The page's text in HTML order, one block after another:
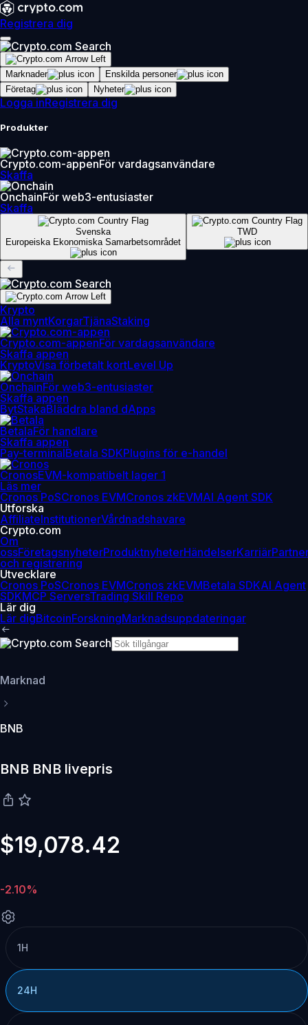
Registrera dig
Marknader
Enskilda personer
Företag
Nyheter
Logga inRegistrera dig
Produkter
Crypto.com-appenFör vardagsanvändare
Skaffa
OnchainFör web3-entusiaster
Skaffa
Svenska
Europeiska Ekonomiska Samarbetsområdet
TWD
Krypto
Alla myntKorgarTjänaStaking
Crypto.com-appenFör vardagsanvändare
Skaffa appen
KryptoVisa förbetalt kortLevel Up
OnchainFör web3-entusiaster
Skaffa appen
BytStakaBläddra bland dApps
BetalaFör handlare
Skaffa appen
Pay-terminalBetala SDKPlugins för e-handel
CronosEVM-kompatibelt lager 1
Läs mer
Cronos PoSCronos EVMCronos zkEVMAI Agent SDK
Utforska
AffiliateInstitutionerVårdnadshavare
Crypto.com
Om
ossFöretagsnyheterProduktnyheterHändelserKarriär
och registrering
Utvecklare
Cronos PoSCronos EVMCronos zkEVMBetala SDKAI Agent
SDKMCP ServersTrading Skill Repo
Lär dig
Lär digBitcoinForskningMarknadsuppdateringar
Marknad
BNB
BNB BNB livepris
$19,078.42
-2.10%
1H
24H